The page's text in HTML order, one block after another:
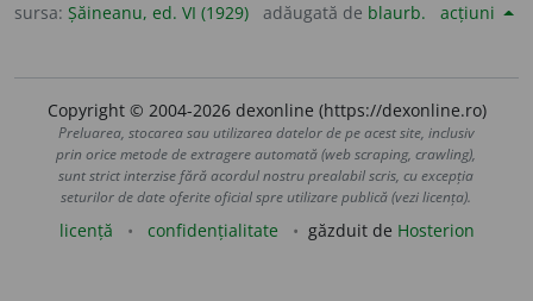
sursa: Șăineanu, ed. VI (1929) adăugată de blaurb. acțiuni
Copyright © 2004-2026 dexonline (https://dexonline.ro)
Preluarea, stocarea sau utilizarea datelor de pe acest site, inclusiv
prin orice metode de extragere automată (web scraping, crawling),
sunt strict interzise fără acordul nostru prealabil scris, cu excepția
seturilor de date oferite oficial spre utilizare publică (vezi licența).
licență confidențialitate găzduit de Hosterion